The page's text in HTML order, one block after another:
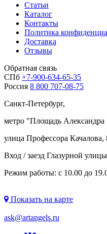
Статьи
Каталог
Контакты
Политика
Доставка
Отзывы
Обратная связь
СПб +7-900-634-65-35
Россия 8 800 707-08-75
Санкт-Петербург,
метро "Площадь Александра
улица Профессора
Вход / заезд Глазурной улицы
Режим работы: с 10.00 до
Показать на карте
ask@artangels.ru